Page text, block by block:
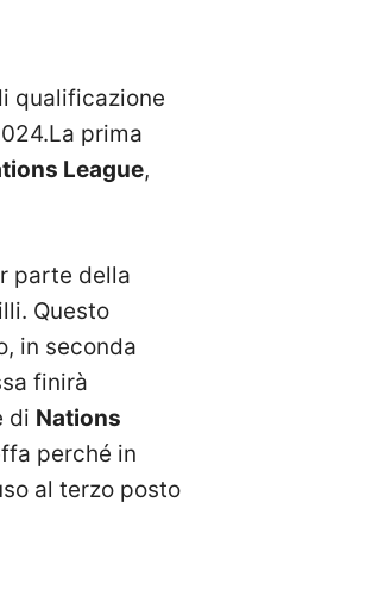
qualificazione
prima
League,
parte della
Questo
in seconda
finirà
di Nations
perché in
al terzo posto